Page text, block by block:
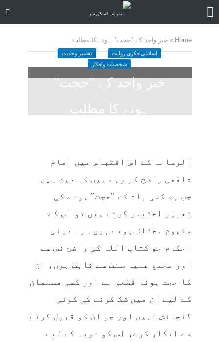
Home
» خبر واحد کے ’’حجت’’ ہونے کا مطلب
اسلامی فکری روایت
تفسیر وحدیث
شخصیات وافکار
خبر واحد کے ’’حجت’’
ہونے کا مطلب
الرسالہ کے اس اقتباس میں امام
شافعی واضح کر رہے ہیں کہ دین میں
جب ہم کسی بات کے ’’حجت’’ ہونے کی
تعبیر اختیار کرتے ہیں تو اس کے
مفہوم مختلف ہوتے ہیں۔ وہ دینی
احکام جو کتاب اللہ کی واضح نص سے
اور مجمع علیہ سنت سے ثابت ہوں، ان
کا حجت ہونا قطعی ہے اور کسی مسلمان
کے لیے ان میں شک کرنے کی کوئی
گنجائش نہیں اور جو ان کو قبول کرنے
سے انکار کرے، اس کو توبہ کے لیے